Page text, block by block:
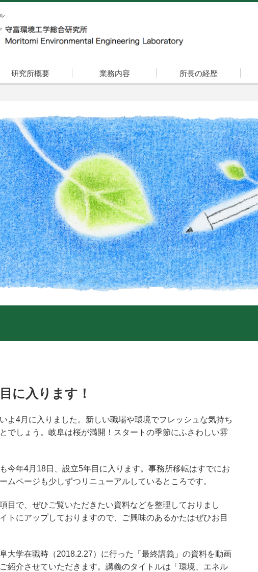
研究所概要 業務内容 所長の経歴
に入ります！
よ4月に入りました。新しい職場や環境でフレッシュな気持ち
でしょう。岐阜は桜が満開！スタートの季節にふさわしい雰
今年4月18日、設立5年目に入ります。事務所移転はすでにお
ムページも少しずつリニューアルしているところです。
目で、ぜひご覧いただきたい資料などを整理しておりまし
トにアップしておりますので、ご興味のあるかたはぜひお目
大学在職時（2018.2.27）に行った「最終講義」の資料を動画
紹介させていただきます。講義のタイトルは「環境、エネル